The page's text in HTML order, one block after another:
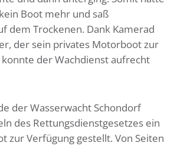
Boot mehr und saß
dem Trockenen. Dank Kamerad
der sein privates Motorboot zur
der Wachdienst aufrecht
der Wasserwacht Schondorf
des Rettungsdienstgesetzes ein
zur Verfügung gestellt. Von Seiten